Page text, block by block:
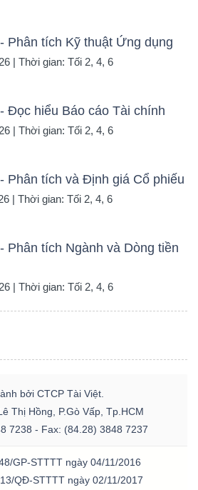
Phân tích Kỹ thuật Ứng dụng
| Thời gian: Tối 2, 4, 6
Đọc hiểu Báo cáo Tài chính
| Thời gian: Tối 2, 4, 6
Phân tích và Định giá Cổ phiếu
| Thời gian: Tối 2, 4, 6
Phân tích Ngành và Dòng tiền
| Thời gian: Tối 2, 4, 6
bởi CTCP Tài Việt.
Thị Hồng, P.Gò Vấp, Tp.HCM
7238 - Fax: (84.28) 3848 7237
GP-STTTT ngày 04/11/2016
QĐ-STTTT ngày 02/11/2017